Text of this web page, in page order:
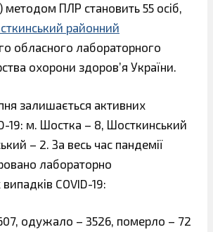
методом ПЛР становить 55 осіб,
районний
обласного лабораторного
охорони здоров’я України.
залишається активних
19: м. Шостка – 8, Шосткинський
– 2. За весь час пандемії
лабораторно
COVID-19:
одужало – 3526, померло – 72